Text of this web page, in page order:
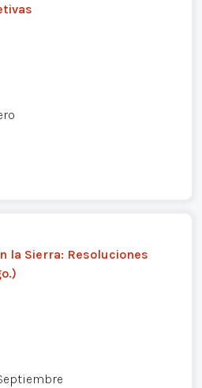
la Sierra: Resoluciones